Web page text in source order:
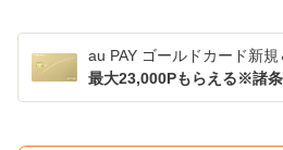
au PAY ゴールドカード新
最大23,000Pもらえる※諸条